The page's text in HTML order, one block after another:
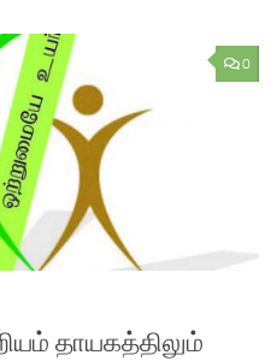
0
தாயகத்திலும்